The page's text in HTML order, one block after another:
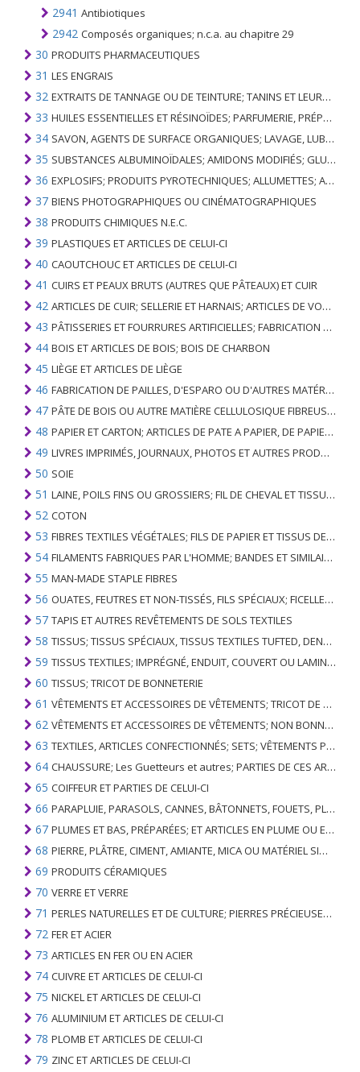
2941 Antibiotiques
2942 Composés organiques; n.c.a. au chapitre 29
30 PRODUITS PHARMACEUTIQUES
31 LES ENGRAIS
32 EXTRAITS DE TANNAGE OU DE TEINTURE; TANINS ET LEURS DERIVES; COLORANTS, PIGMENTS ET AUTRES MATIERES COLORANTES; PEINTURES, VERNIS; MASTIC, AUTRES MASTIQUES; ENCRES
33 HUILES ESSENTIELLES ET RÉSINOÏDES; PARFUMERIE, PRÉPARATIONS COSMÉTIQUES OU DE TOILETTE
34 SAVON, AGENTS DE SURFACE ORGANIQUES; LAVAGE, LUBRIFICATION, POLISSAGE OU PRÉPARATION À L'ÉPURATION; CIRES ARTIFICIELLES OU PRÉPARÉES, BOUGIES ET ARTICLES SIMILAIRES, PÂTES À MODÉLISER, CIRES DENTAIRES ET PRÉPARATIONS DENTAIRES À BASE DE PLÂTRE
35 SUBSTANCES ALBUMINOÏDALES; AMIDONS MODIFIÉS; GLUES; ENZYMES
36 EXPLOSIFS; PRODUITS PYROTECHNIQUES; ALLUMETTES; ALLIAGES PYROPHORIQUES; CERTAINES PRÉPARATIONS COMBUSTIBLES
37 BIENS PHOTOGRAPHIQUES OU CINÉMATOGRAPHIQUES
38 PRODUITS CHIMIQUES N.E.C.
39 PLASTIQUES ET ARTICLES DE CELUI-CI
40 CAOUTCHOUC ET ARTICLES DE CELUI-CI
41 CUIRS ET PEAUX BRUTS (AUTRES QUE PÂTEAUX) ET CUIR
42 ARTICLES DE CUIR; SELLERIE ET ​​HARNAIS; ARTICLES DE VOYAGE, SACS À MAIN ET RÉCIPIENTS ANALOGUES; ARTICLES DE GUT ANIMAL (AUTRE QUE GUT DE SOIE-VERT)
43 PÂTISSERIES ET FOURRURES ARTIFICIELLES; FABRICATION DE CELLES-CI
44 BOIS ET ARTICLES DE BOIS; BOIS DE CHARBON
45 LIÈGE ET ARTICLES DE LIÈGE
46 FABRICATION DE PAILLES, D'ESPARO OU D'AUTRES MATÉRIAUX DE COULÉE; BASKETWARE ET WICKERWORK
47 PÂTE DE BOIS OU AUTRE MATIÈRE CELLULOSIQUE FIBREUSE; PAPIER OU CARTON RÉCUPÉRÉ (DÉCHETS ET DÉCHETS)
48 PAPIER ET CARTON; ARTICLES DE PATE A PAPIER, DE PAPIER OU DE CARTON
49 LIVRES IMPRIMÉS, JOURNAUX, PHOTOS ET AUTRES PRODUITS DE L'INDUSTRIE DE L'IMPRIMERIE; MANUSCRITS, TYPESCRIPTS ET PLANS
50 SOIE
51 LAINE, POILS FINS OU GROSSIERS; FIL DE CHEVAL ET TISSU TISSÉ
52 COTON
53 FIBRES TEXTILES VÉGÉTALES; FILS DE PAPIER ET TISSUS DE FILS DE PAPIER
54 FILAMENTS FABRIQUES PAR L'HOMME; BANDES ET SIMILAIRES DE MATIERES TEXTILES SYNTHETIQUES
55 MAN-MADE STAPLE FIBRES
56 OUATES, FEUTRES ET NON-TISSÉS, FILS SPÉCIAUX; FICELLES, CORDES, CORDES, CÂBLES ET ARTICLES ASSOCIÉS
57 TAPIS ET AUTRES REVÊTEMENTS DE SOLS TEXTILES
58 TISSUS; TISSUS SPÉCIAUX, TISSUS TEXTILES TUFTED, DENTELLE, TAPISSERIES, GARNITURES, BRODERIES
59 TISSUS TEXTILES; IMPRÉGNÉ, ENDUIT, COUVERT OU LAMINÉ; ARTICLES TEXTILES D'UN TYPE ADAPTÉ À L'USAGE INDUSTRIEL
60 TISSUS; TRICOT DE BONNETERIE
61 VÊTEMENTS ET ACCESSOIRES DE VÊTEMENTS; TRICOT DE BONNETERIE
62 VÊTEMENTS ET ACCESSOIRES DE VÊTEMENTS; NON BONNETERIE
63 TEXTILES, ARTICLES CONFECTIONNÉS; SETS; VÊTEMENTS PORTÉS ET ARTICLES TEXTILES USÉS; RAGS
64 CHAUSSURE; Les Guetteurs et autres; PARTIES DE CES ARTICLES
65 COIFFEUR ET PARTIES DE CELUI-CI
66 PARAPLUIE, PARASOLS, CANNES, BÂTONNETS, FOUETS, PLANTES DE CONDUITE; ET LEURS PARTIES
67 PLUMES ET BAS, PRÉPARÉES; ET ARTICLES EN PLUME OU EN BAS; FLEURS ARTIFICIELLES; ARTICLES DE CHEVEUX HUMAINS
68 PIERRE, PLÂTRE, CIMENT, AMIANTE, MICA OU MATÉRIEL SIMILAIRE; ARTICLES DE CELUI-CI
69 PRODUITS CÉRAMIQUES
70 VERRE ET VERRE
71 PERLES NATURELLES ET DE CULTURE; PIERRES PRÉCIEUSES, SEMI-PRÉCIEUSES; MÉTAUX PRÉCIEUX, PLAQUÉS OU DOUBLÉS DE MÉTAUX PRÉCIEUX ET OUVRAGES EN CES MATIÈRES; IMITATION BIJOUTERIE; PIÈCE DE MONNAIE
72 FER ET ACIER
73 ARTICLES EN FER OU EN ACIER
74 CUIVRE ET ARTICLES DE CELUI-CI
75 NICKEL ET ARTICLES DE CELUI-CI
76 ALUMINIUM ET ARTICLES DE CELUI-CI
78 PLOMB ET ARTICLES DE CELUI-CI
79 ZINC ET ARTICLES DE CELUI-CI